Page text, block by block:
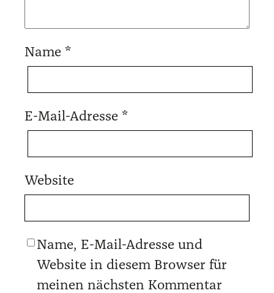
Name *
E-Mail-Adresse *
Website
Name, E-Mail-Adresse und
Website in diesem Browser für
meinen nächsten Kommentar